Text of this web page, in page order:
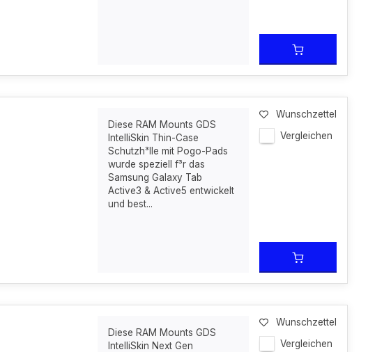
Diese RAM Mounts GDS
IntelliSkin Thin-Case
Schutzh³lle mit Pogo-Pads
wurde speziell f³r das
Samsung Galaxy Tab
Active3 & Active5 entwickelt
und best...
Wunschzettel
Vergleichen
Diese RAM Mounts GDS
IntelliSkin Next Gen
Wunschzettel
Vergleichen